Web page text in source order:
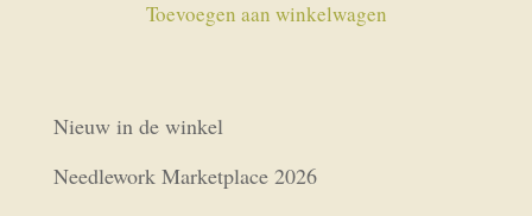
Toevoegen aan winkelwagen
Nieuw in de winkel
Needlework Marketplace 2026